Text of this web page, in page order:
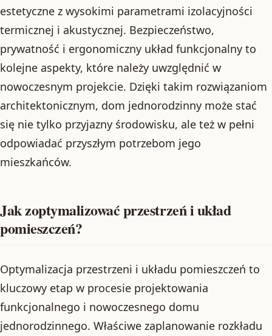
estetyczne z wysokimi parametrami izolacyjności
termicznej i akustycznej. Bezpieczeństwo,
prywatność i ergonomiczny układ funkcjonalny to
kolejne aspekty, które należy uwzględnić w
nowoczesnym projekcie. Dzięki takim rozwiązaniom
architektonicznym, dom jednorodzinny może stać
się nie tylko przyjazny środowisku, ale też w pełni
odpowiadać przyszłym potrzebom jego
mieszkańców.
Jak zoptymalizować przestrzeń i układ
pomieszczeń?
Optymalizacja przestrzeni i układu pomieszczeń to
kluczowy etap w procesie projektowania
funkcjonalnego i nowoczesnego domu
jednorodzinnego. Właściwe zaplanowanie rozkładu